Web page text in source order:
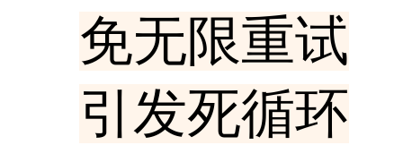
免无限重试
引发死循环